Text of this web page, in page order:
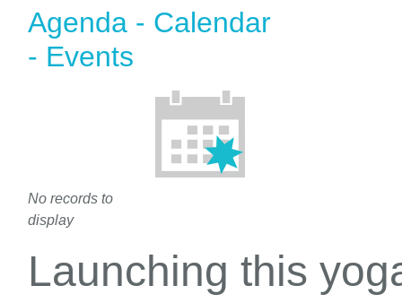
Agenda - Calendar
- Events
No records to
display
Launching this